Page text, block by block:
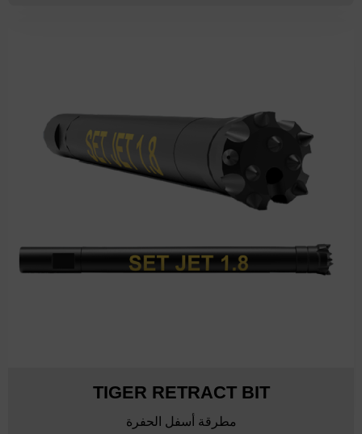
TIGER RETRACT BIT
مطرقة أسفل الحفرة